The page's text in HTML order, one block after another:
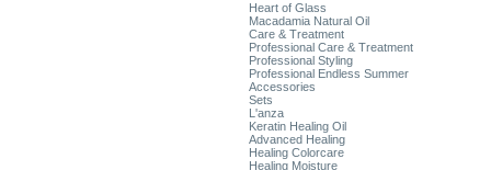
Heart of Glass
Macadamia Natural Oil
Care & Treatment
Professional Care & Treatment
Professional Styling
Professional Endless Summer
Accessories
Sets
L'anza
Keratin Healing Oil
Advanced Healing
Healing Colorcare
Healing Moisture